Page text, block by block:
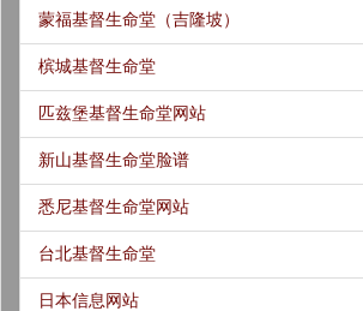
蒙福基督生命堂（吉隆坡）
槟城基督生命堂
匹兹堡基督生命堂网站
新山基督生命堂脸谱
悉尼基督生命堂网站
台北基督生命堂
日本信息网站